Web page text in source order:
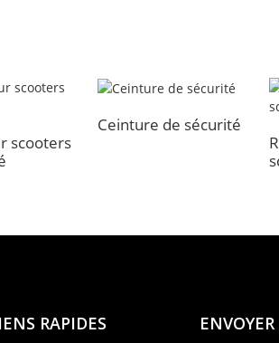
scooters
Ceinture de sécurité
RAPIDES